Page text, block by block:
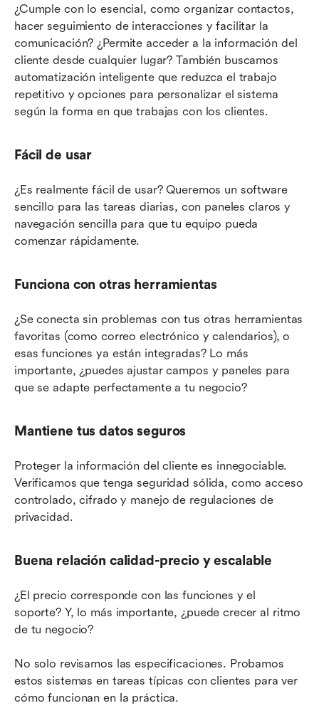
¿Cumple con lo esencial, como organizar contactos,
hacer seguimiento de interacciones y facilitar la
comunicación? ¿Permite acceder a la información del
cliente desde cualquier lugar? También buscamos
automatización inteligente que reduzca el trabajo
repetitivo y opciones para personalizar el sistema
según la forma en que trabajas con los clientes.
Fácil de usar
¿Es realmente fácil de usar? Queremos un software
sencillo para las tareas diarias, con paneles claros y
navegación sencilla para que tu equipo pueda
comenzar rápidamente.
Funciona con otras herramientas
¿Se conecta sin problemas con tus otras herramientas
favoritas (como correo electrónico y calendarios), o
esas funciones ya están integradas? Lo más
importante, ¿puedes ajustar campos y paneles para
que se adapte perfectamente a tu negocio?
Mantiene tus datos seguros
Proteger la información del cliente es innegociable.
Verificamos que tenga seguridad sólida, como acceso
controlado, cifrado y manejo de regulaciones de
privacidad.
Buena relación calidad-precio y escalable
¿El precio corresponde con las funciones y el
soporte? Y, lo más importante, ¿puede crecer al ritmo
de tu negocio?
No solo revisamos las especificaciones. Probamos
estos sistemas en tareas típicas con clientes para ver
cómo funcionan en la práctica.